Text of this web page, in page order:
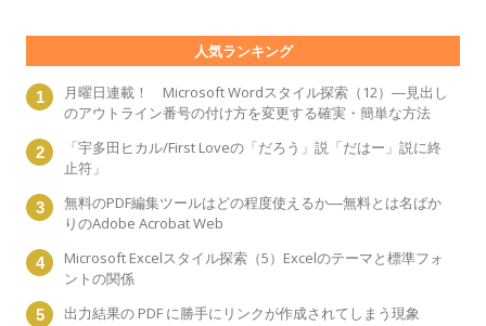
人気ランキング
月曜日連載！ Microsoft Wordスタイル探索（12）―見出し
のアウトライン番号の付け方を変更する確実・簡単な方法
「宇多田ヒカル/First Loveの「だろう」説「だはー」説に終
止符」
無料のPDF編集ツールはどの程度使えるか―無料とは名ばか
りのAdobe Acrobat Web
Microsoft Excelスタイル探索（5）Excelのテーマと標準フォ
ントの関係
出力結果の PDF に勝手にリンクが作成されてしまう現象